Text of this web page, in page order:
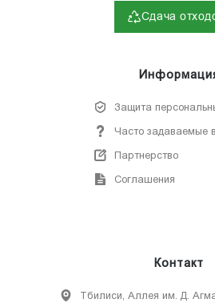
Сдача
Защита
Часто задаваемые
Партнерство
Соглашения
Контакт
Тбилиси, Аллея им. Д.